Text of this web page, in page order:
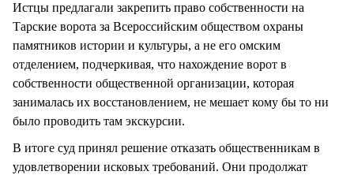
Истцы предлагали закрепить право собственности на
Тарские ворота за Всероссийским обществом охраны
памятников истории и культуры, а не его омским
отделением, подчеркивая, что нахождение ворот в
собственности общественной организации, которая
занималась их восстановлением, не мешает кому бы то ни
было проводить там экскурсии.
В итоге суд принял решение отказать общественникам в
удовлетворении исковых требований. Они продолжат